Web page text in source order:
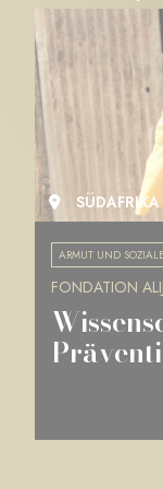
SÜDAFRIKA
ARMUT UND
FONDATION